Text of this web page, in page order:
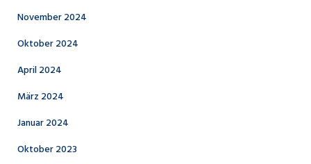
November 2024
Oktober 2024
April 2024
März 2024
Januar 2024
Oktober 2023